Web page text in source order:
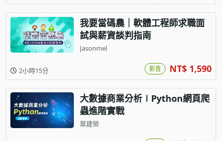
我要當碼農｜軟體工程師求職面
試與薪資談判指南
Jasonmel
2小時15分 影音 NT$ 1,590
大數據商業分析∣Python網頁爬
蟲進階實戰
葉建榮